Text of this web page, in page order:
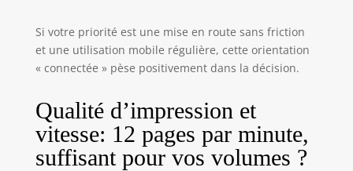
d’impression
originales hp
6za17ae (noire) et
Dotée d'un
système de
sécurité
dynamique, qui
Si votre priorité est une mise en route sans friction
et une utilisation mobile régulière, cette orientation
« connectée » pèse positivement dans la décision.
Qualité d’impression et
vitesse: 12 pages par minute,
suffisant pour vos volumes ?